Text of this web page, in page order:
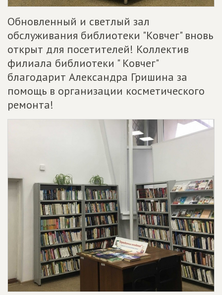
Обновленный и светлый зал
обслуживания библиотеки "Ковчег" вновь
открыт для посетителей! Коллектив
филиала библиотеки " Ковчег"
благодарит Александра Гришина за
помощь в организации косметического
ремонта!